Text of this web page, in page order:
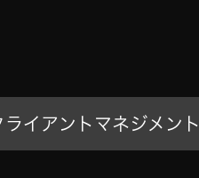
イアントマネジメント